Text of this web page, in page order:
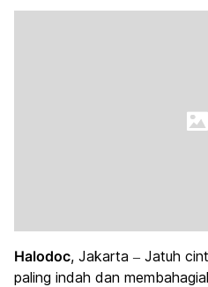
Halodoc, Jakarta – Jatuh
paling indah dan